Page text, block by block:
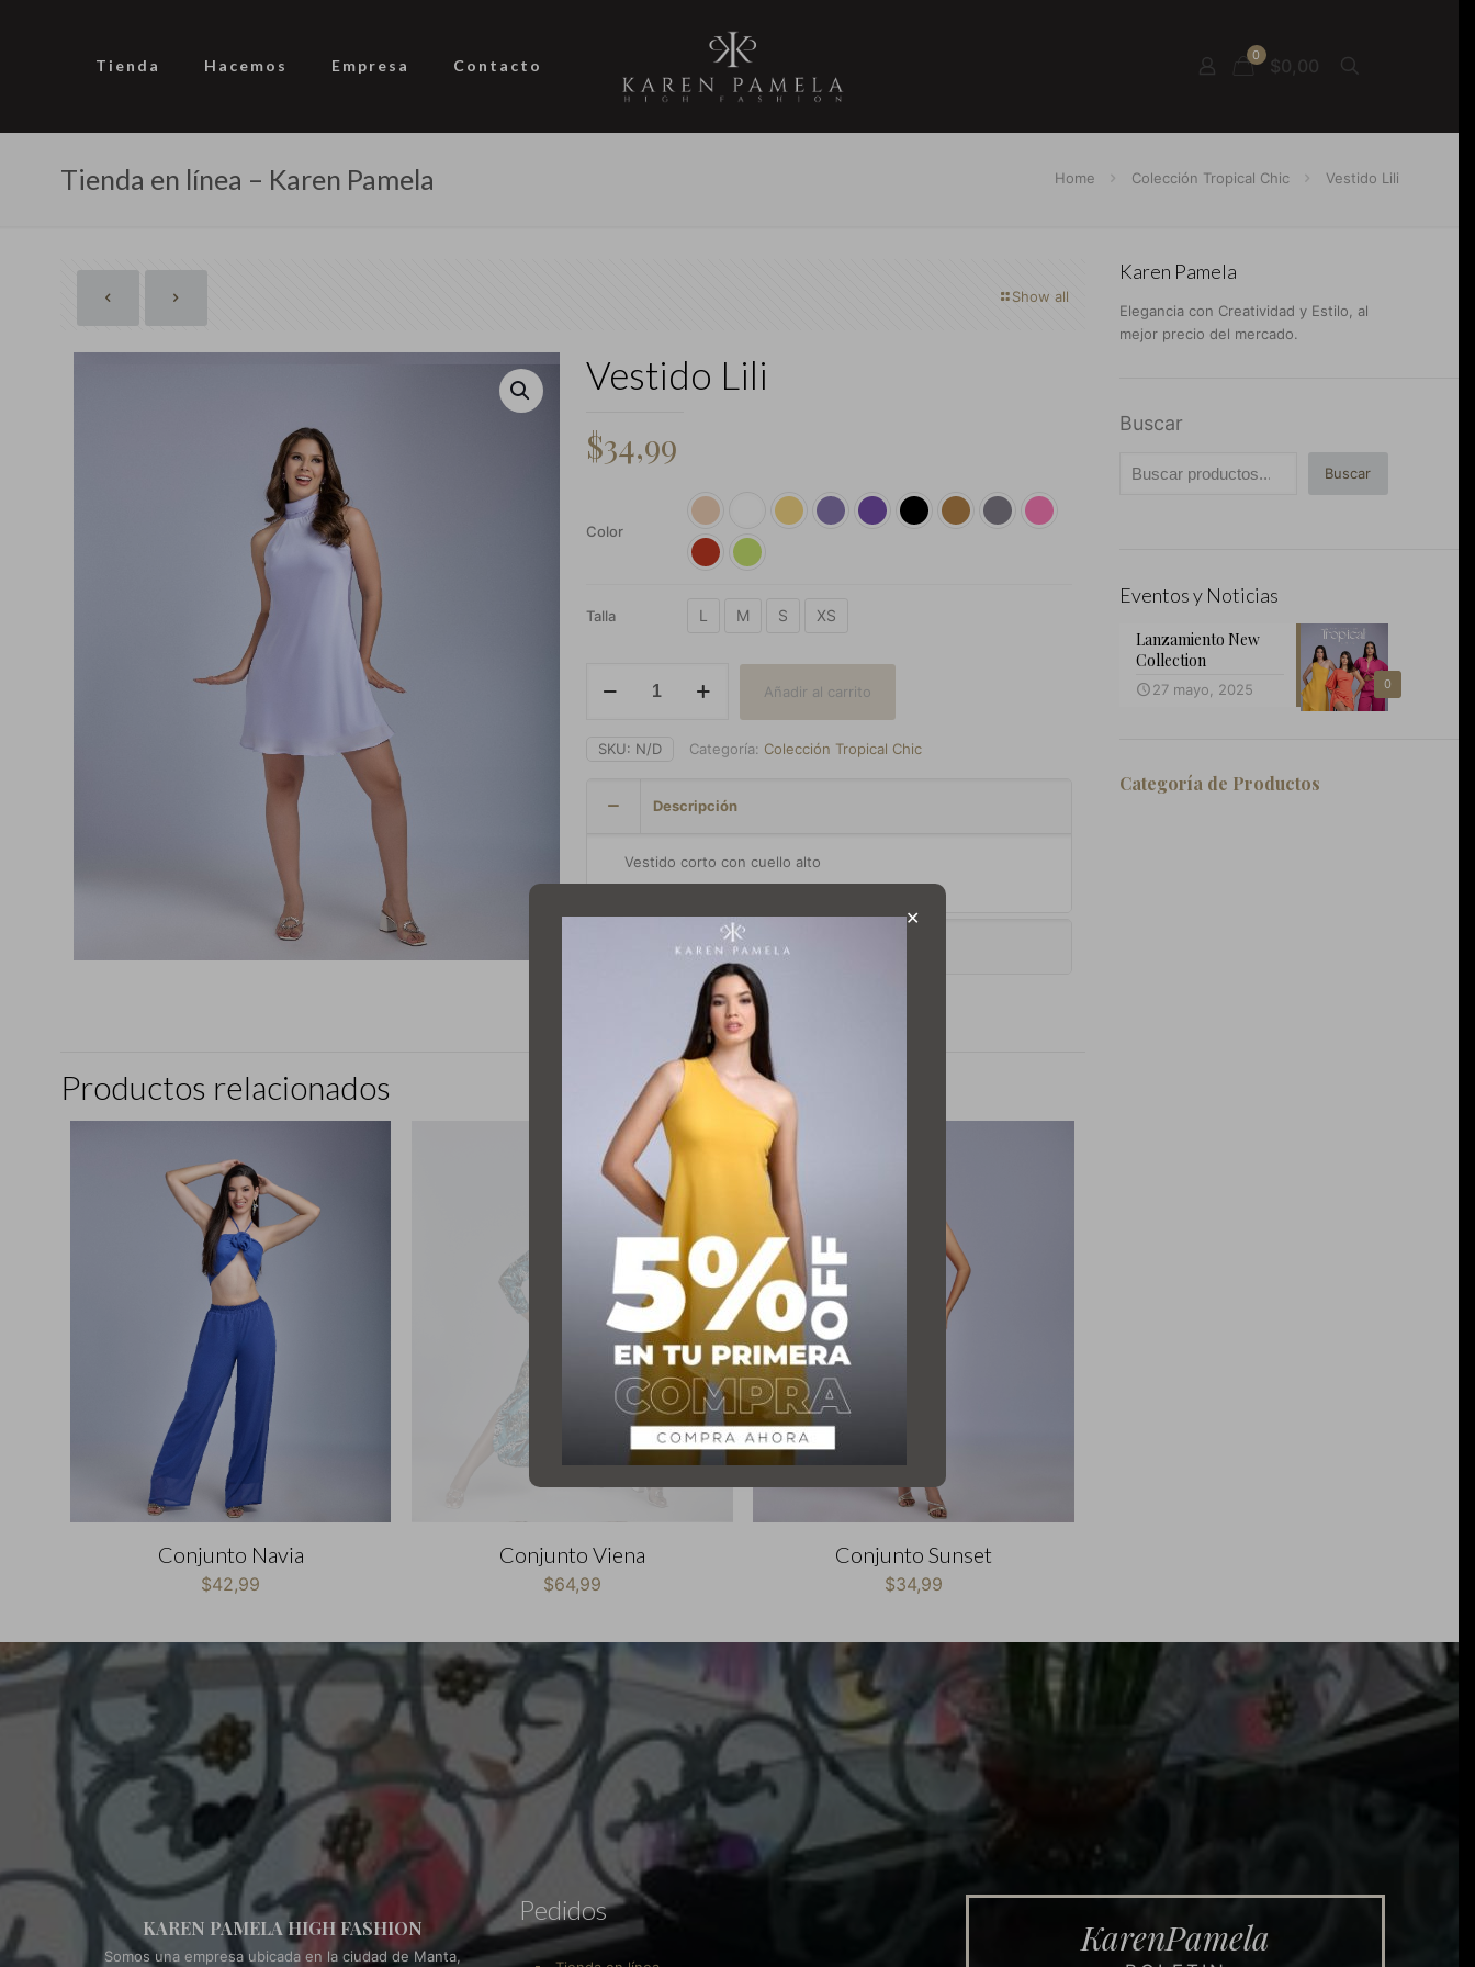
Tienda Hacemos Empresa Contacto
0 $0,00
Tienda en línea – Karen Pamela Home Colección Tropical Chic Vestido Lili
Show all
Vestido Lili
$34,99
Color
Talla L M S XS
Añadir al carrito
SKU: N/D Categoría: Colección Tropical Chic
Descripción
Vestido corto con cuello alto
Información adicional
Productos relacionados
Conjunto Navia
$42,99
Conjunto Viena
$64,99
Conjunto Sunset
$34,99
Karen Pamela
Elegancia con Creatividad y Estilo, al
mejor precio del mercado.
Buscar
Buscar
Eventos y Noticias
0
Lanzamiento New
Collection
27 mayo, 2025
Categoría de Productos
KAREN PAMELA HIGH FASHION
Somos una empresa ubicada en la ciudad de Manta,
Pedidos
KarenPamela
✕